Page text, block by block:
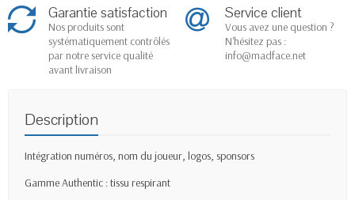
Garantie satisfaction
Nos produits sont
systématiquement contrôlés
par notre service qualité
avant livraison
Service client
Vous avez une question ?
N'hésitez pas :
info@madface.net
Description
Intégration numéros, nom du joueur, logos, sponsors
Gamme Authentic : tissu respirant